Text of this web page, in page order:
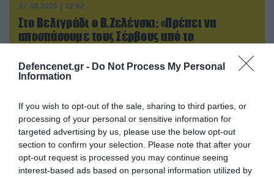
Defencenet.gr - Do Not Process My Personal
Information
If you wish to opt-out of the sale, sharing to third parties, or
processing of your personal or sensitive information for
targeted advertising by us, please use the below opt-out
section to confirm your selection. Please note that after your
opt-out request is processed you may continue seeing
interest-based ads based on personal information utilized by
07.08.2026 | 02:02
Στο Βελιγράδι ο Β.Ζελένσκι: «Πρέπει να
αποσπάσουμε τους Σέρβους από το